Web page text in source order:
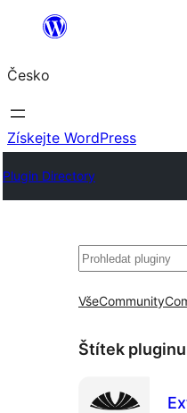
Přeskočit
obsah
Česko
Získejte WordPress
Plugin Directory
Hledat
VšeCommunity
Štítek